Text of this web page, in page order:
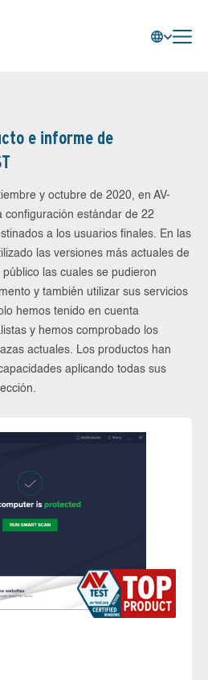
e informe de
y octubre de 2020, en AV-
configuración estándar de 22
a los usuarios finales. En las
las versiones más actuales de
las cuales se pudieron
y también utilizar sus servicios
hemos tenido en cuenta
y hemos comprobado los
actuales. Los productos han
aplicando todas sus